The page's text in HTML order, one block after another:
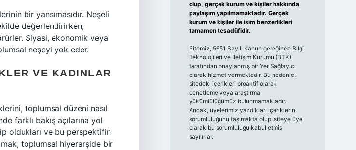
bir yansımasıdır. Neşeli
değerlendirirken,
Siyasi, ekonomik veya
neşeyi yok eder.
VE KADINLAR
toplumsal düzeni nasıl
farklı bakış açılarına yol
oldukları ve bu perspektifin
toplumsal hiyerarşide bir
olup, gerçek kurum ve kişiler hakkında
paylaşım yapılmamaktadır. Gerçek
kurum ve kişiler ile isim benzerlikleri
tamamen tesadüfidir.
Sitemiz, 5651 Sayılı Kanun gereğince Bilgi
Teknolojileri ve İletişim Kurumu (BTK)
tarafından onaylanmış bir Yer Sağlayıcı
olarak hizmet vermektedir. Bu nedenle,
sitedeki içerikleri proaktif olarak
denetleme veya araştırma
yükümlülüğümüz bulunmamaktadır.
Ancak, üyelerimiz yazdıkları içeriklerin
sorumluluğunu taşımakta olup, siteye üye
olarak bu sorumluluğu kabul etmiş
sayılırlar.